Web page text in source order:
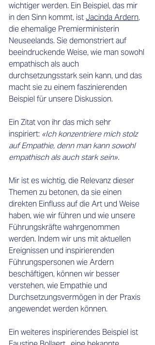
wichtiger werden. Ein Beispiel, das mir
in den Sinn kommt, ist Jacinda Ardern,
die ehemalige Premierministerin
Neuseelands. Sie demonstriert auf
beeindruckende Weise, wie man sowohl
empathisch als auch
durchsetzungsstark sein kann, und das
macht sie zu einem faszinierenden
Beispiel für unsere Diskussion.
Ein Zitat von ihr das mich sehr
inspiriert: «Ich konzentriere mich stolz
auf Empathie, denn man kann sowohl
empathisch als auch stark sein».
Mir ist es wichtig, die Relevanz dieser
Themen zu betonen, da sie einen
direkten Einfluss auf die Art und Weise
haben, wie wir führen und wie unsere
Führungskräfte wahrgenommen
werden. Indem wir uns mit aktuellen
Ereignissen und inspirierenden
Führungspersonen wie Ardern
beschäftigen, können wir besser
verstehen, wie Empathie und
Durchsetzungsvermögen in der Praxis
angewendet werden können.
Ein weiteres inspirierendes Beispiel ist